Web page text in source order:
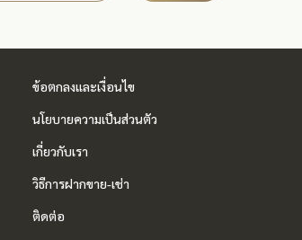
ข้อตกลงและเงื่อนไข
นโยบายความเป็นส่วนตัว
เกี่ยวกับเรา
วิธีการฝากขาย-เช่า
ติดต่อ